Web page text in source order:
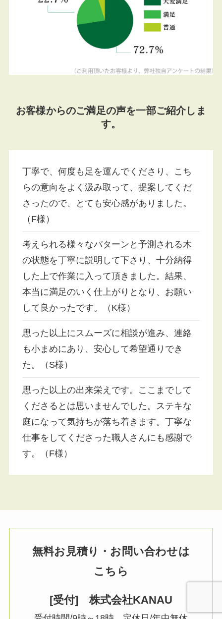
お客様からのご満足の声を一部ご紹介しま
す。
丁寧で、何度も足を運んでくださり、こち
らの意向をよく汲み取って、提案してくだ
さったので、とても安心感がありました。
（F様）
考えられる様々なパターンと予測される木
の状態を丁寧に説明して下さり、十分納得
した上で作業に入って頂きました。結果、
本当に満足のいく仕上がりとなり、お願い
して良かったです。（K様）
思った以上にスムーズに相談が進み、連絡
も小まめにあり、安心して希望通りでき
た。（S様）
思った以上の出来栄えです。ここまでして
くださるとは思いませんでした。ステキな
庭になって気持ちが落ち着きます。丁寧な
仕事をしてくださった職人さんにも感謝で
す。（F様）
無料お見積り・お問い合わせは
こちら
[受付] 株式会社KANAU